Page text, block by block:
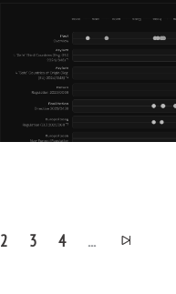
2 3 4 ...